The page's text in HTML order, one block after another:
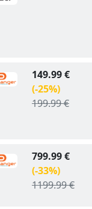
149.99 €
(-25%)
199.99 €
799.99 €
(-33%)
1199.99 €